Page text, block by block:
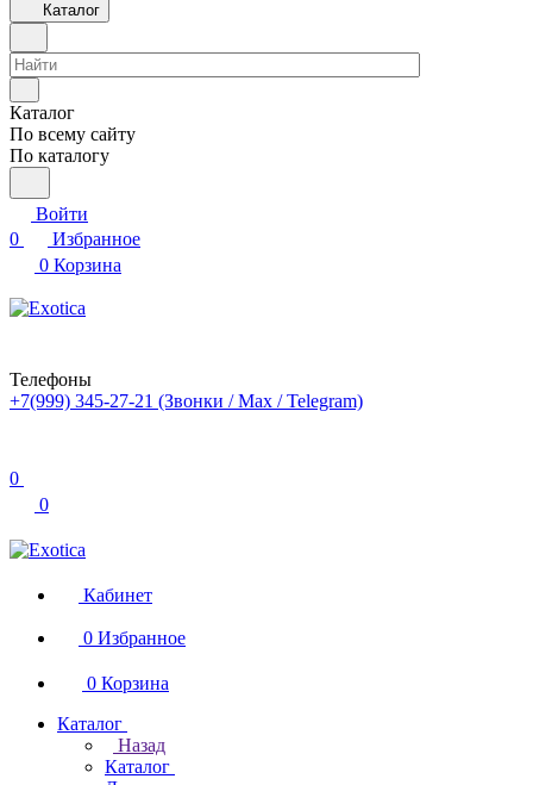
Каталог
Каталог
По всему сайту
По каталогу
Войти
0
Избранное
0 Корзина
Телефоны
+7(999) 345-27-21 (Звонки / Max / Telegram)
0
0
Кабинет
0 Избранное
0 Корзина
Каталог
Назад
Каталог